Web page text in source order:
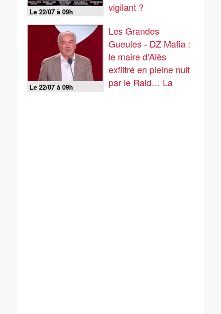
Le 22/07 à 09h
vigilant ?
Le 22/07 à 09h
Les Grandes
Gueules - DZ Mafia :
le maire d'Alès
exfiltré en pleine nuit
par le Raid… La